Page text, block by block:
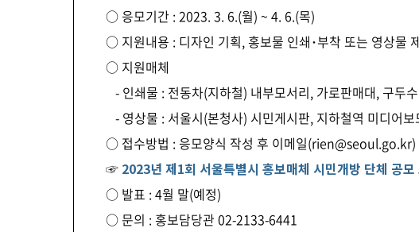
○ 응모기간 : 2023. 3. 6.(월) ~ 4. 6.(목)
○ 지원내용 : 디자인 기획, 홍보물 인쇄･부착 또는 영상물
○ 지원매체
- 인쇄물 : 전동차(지하철) 내부모서리, 가로판매대, 구두
- 영상물 : 서울시(본청사) 시민게시판, 지하철역 미디어
○ 접수방법 : 응모양식 작성 후 이메일(rien@seoul.go.kr)
☞ 2023년 제1회 서울특별시 홍보매체 시민개방 단체 공
○ 발표 : 4월 말(예정)
○ 문의 : 홍보담당관 02-2133-6441